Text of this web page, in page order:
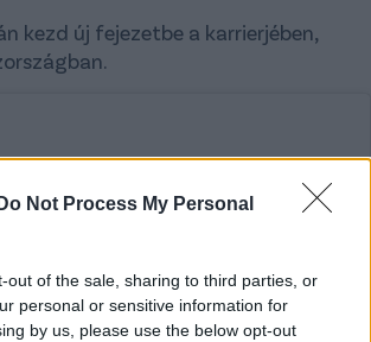
Do Not Process My Personal
out of the sale, sharing to third parties, or
personal or sensitive information for
by us, please use the below opt-out
kezd új fejezetbe a karrierjében,